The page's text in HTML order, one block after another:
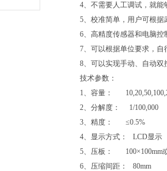
4、不需要人工调试，就
5、校准简单，用户可根
6、高精度传感器和电脑
7、可以根据单位要求，自
8、可以实现手动、自动双
技术参数：
1、容量：
2、分解度： 1/100,000
3、精度： ≤0.5%
4、显示方式： LCD显示
5、压板： 100×100mm
6、压缩间距： 80mm